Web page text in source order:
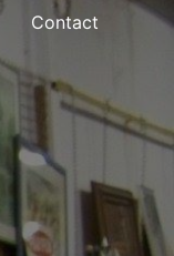
Contact